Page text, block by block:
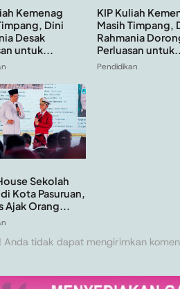
Kemenag
Dini
Desak
untuk...
KIP Kuliah
Masih Timpang,
Rahmania
Perluasan
Pendidikan
Sekolah
Kota Pasuruan,
Ajak Orang...
Anda tidak dapat mengirimkan